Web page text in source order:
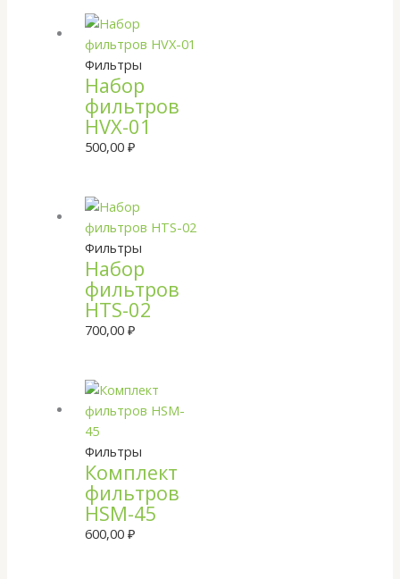
Фильтры
Набор
фильтров
HVX-01
500,00₽
Фильтры
Набор
фильтров
HTS-02
700,00₽
Фильтры
Комплект
фильтров
HSM-45
600,00₽